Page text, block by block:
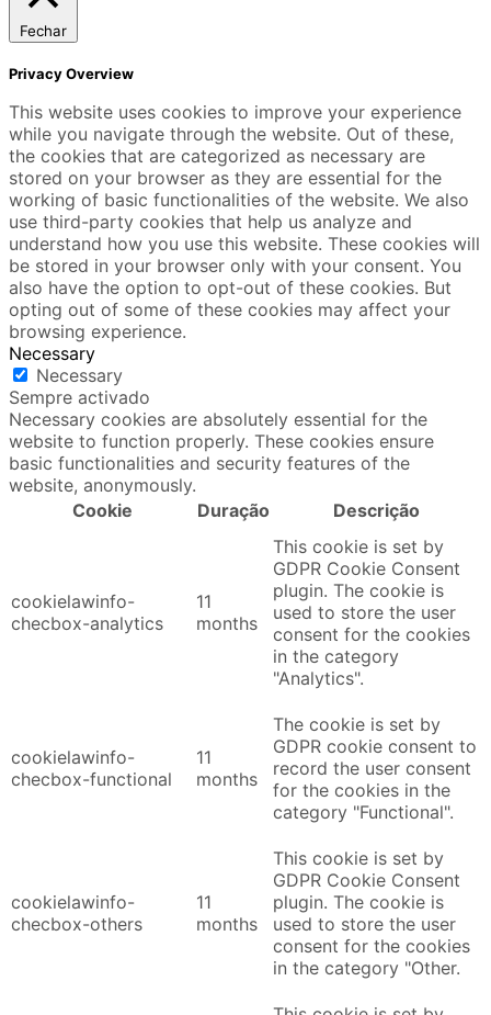
Fechar
Privacy Overview
This website uses cookies to improve your experience
while you navigate through the website. Out of these,
the cookies that are categorized as necessary are
stored on your browser as they are essential for the
working of basic functionalities of the website. We also
use third-party cookies that help us analyze and
understand how you use this website. These cookies will
be stored in your browser only with your consent. You
also have the option to opt-out of these cookies. But
opting out of some of these cookies may affect your
browsing experience.
Necessary
Necessary
Sempre activado
Necessary cookies are absolutely essential for the
website to function properly. These cookies ensure
basic functionalities and security features of the
website, anonymously.
Cookie
Duração Descrição
cookielawinfo-
checbox-analytics
11
months
This cookie is set by
GDPR Cookie Consent
plugin. The cookie is
used to store the user
consent for the cookies
in the category
"Analytics".
cookielawinfo-
checbox-functional
11
months
The cookie is set by
GDPR cookie consent to
record the user consent
for the cookies in the
category "Functional".
cookielawinfo-
checbox-others
11
months
This cookie is set by
GDPR Cookie Consent
plugin. The cookie is
used to store the user
consent for the cookies
in the category "Other.